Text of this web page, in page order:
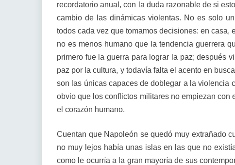
recordatorio anual, con la duda razonable de si
cambio de las dinámicas violentas. No es solo
todos cada vez que tomamos decisiones: en
no es menos humano que la tendencia guerrera
primero fue la guerra para lograr la paz; después
paz por la cultura, y todavía falta el acento en
son las únicas capaces de doblegar a la violencia
obvio que los conflictos militares no empiezan
el corazón humano.
Cuentan que Napoleón se quedó muy extrañado
no muy lejos había unas islas en las que no
como le ocurría a la gran mayoría de sus